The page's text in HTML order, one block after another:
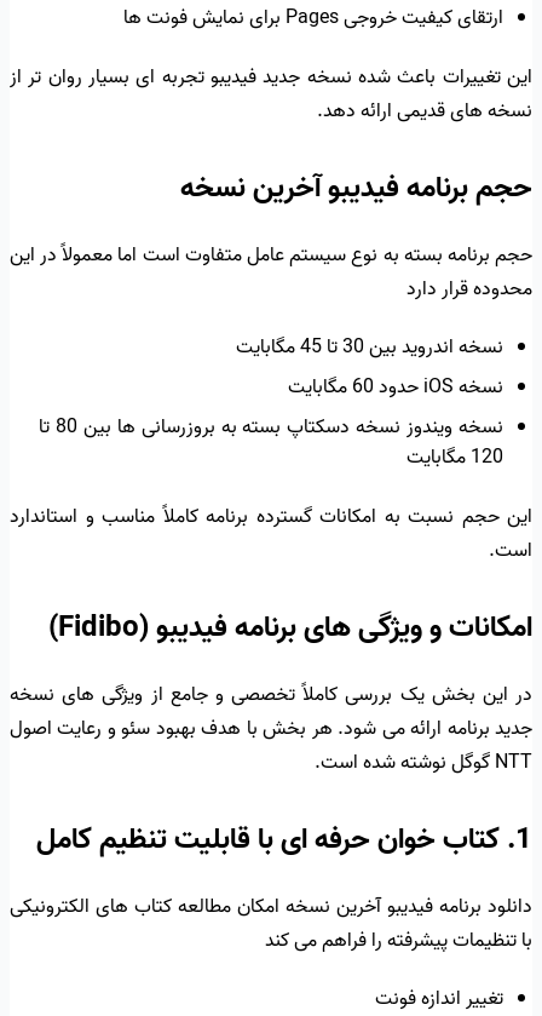
ارتقای کیفیت خروجی Pages برای نمایش فونت ها
این تغییرات باعث شده نسخه جدید فیدیبو تجربه ای بسیار روان تر از
نسخه های قدیمی ارائه دهد.
حجم برنامه فیدیبو آخرین نسخه
حجم برنامه بسته به نوع سیستم عامل متفاوت است اما معمولاً در این
محدوده قرار دارد
نسخه اندروید بین 30 تا 45 مگابایت
نسخه iOS حدود 60 مگابایت
نسخه ویندوز نسخه دسکتاپ بسته به بروزرسانی ها بین 80 تا
120 مگابایت
این حجم نسبت به امکانات گسترده برنامه کاملاً مناسب و استاندارد
است.
امکانات و ویژگی های برنامه فیدیبو (Fidibo)
در این بخش یک بررسی کاملاً تخصصی و جامع از ویژگی های نسخه
جدید برنامه ارائه می شود. هر بخش با هدف بهبود سئو و رعایت اصول
NTT گوگل نوشته شده است.
1. کتاب خوان حرفه ای با قابلیت تنظیم کامل
دانلود برنامه فیدیبو آخرین نسخه امکان مطالعه کتاب های الکترونیکی
با تنظیمات پیشرفته را فراهم می کند
تغییر اندازه فونت